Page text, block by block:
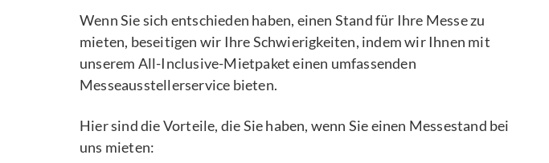
Wenn Sie sich entschieden haben, einen Stand für Ihre Messe zu
mieten, beseitigen wir Ihre Schwierigkeiten, indem wir Ihnen mit
unserem All-Inclusive-Mietpaket einen umfassenden
Messeausstellerservice bieten.
Hier sind die Vorteile, die Sie haben, wenn Sie einen Messestand bei
uns mieten: